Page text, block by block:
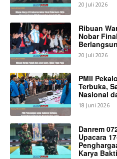
20 Juli 2026
Ribuan
Nobar
20 Juli 2026
PMII
Terbuka,
Nasional
18 Juni 2026
Danrem
Upacara
Karya